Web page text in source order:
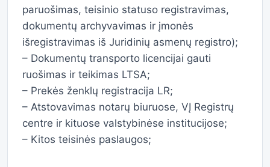
paruošimas, teisinio statuso registravimas,
dokumentų archyvavimas ir įmonės
išregistravimas iš Juridinių asmenų registro);
– Dokumentų transporto licencijai gauti
ruošimas ir teikimas LTSA;
– Prekės ženklų registracija LR;
– Atstovavimas notarų biuruose, VĮ Registrų
centre ir kituose valstybinėse institucijose;
– Kitos teisinės paslaugos;